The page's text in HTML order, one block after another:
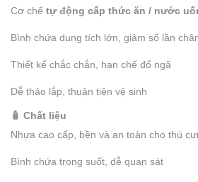
Cơ chế tự động cấp thức ăn / nước
Bình chứa dung tích lớn, giảm số lần
Thiết kế chắc chắn, hạn chế đổ ngã
Dễ tháo lắp, thuận tiện vệ sinh
🧴 Chất liệu
Nhựa cao cấp, bền và an toàn cho thú
Bình chứa trong suốt, dễ quan sát